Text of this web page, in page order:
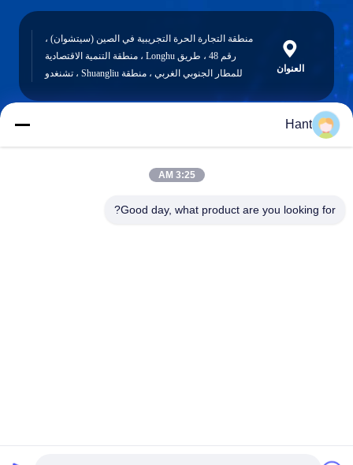
العنوان
منطقة التجارة الحرة التجريبية في الصين (سيتشوان) ،
رقم 48 ، طريق Longhu ، منطقة التنمية الاقتصادية
للمطار الجنوبي الغربي ، منطقة Shuangliu ، تشنغدو
Hant
3:25 AM
Good day, what product are you looking for?